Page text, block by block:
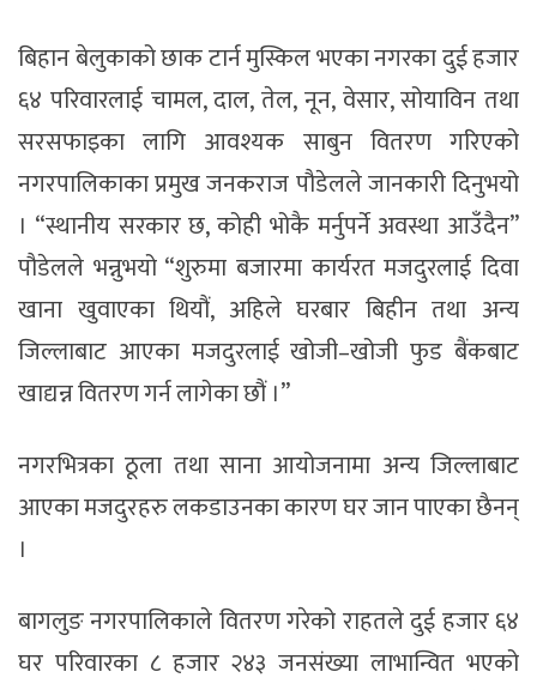
बिहान बेलुकाको छाक टार्न मुस्किल भएका नगरका दुई हजार
६४ परिवारलाई चामल, दाल, तेल, नून, वेसार, सोयाविन तथा
सरसफाइका लागि आवश्यक साबुन वितरण गरिएको
नगरपालिकाका प्रमुख जनकराज पौडेलले जानकारी दिनुभयो
। “स्थानीय सरकार छ, कोही भोकै मर्नुपर्ने अवस्था आउँदैन”
पौडेलले भन्नुभयो “शुरुमा बजारमा कार्यरत मजदुरलाई दिवा
खाना खुवाएका थियौं, अहिले घरबार बिहीन तथा अन्य
जिल्लाबाट आएका मजदुरलाई खोजी–खोजी फुड बैंकबाट
खाद्यन्न वितरण गर्न लागेका छौं ।”
नगरभित्रका ठूला तथा साना आयोजनामा अन्य जिल्लाबाट
आएका मजदुरहरु लकडाउनका कारण घर जान पाएका छैनन्
।
बागलुङ नगरपालिकाले वितरण गरेको राहतले दुई हजार ६४
घर परिवारका ८ हजार २४३ जनसंख्या लाभान्वित भएको